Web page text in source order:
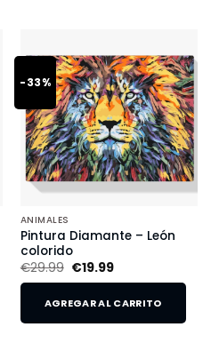
-33%
ANIMALES
Pintura Diamante – León
colorido
€29.99 €19.99
AGREGAR AL CARRITO